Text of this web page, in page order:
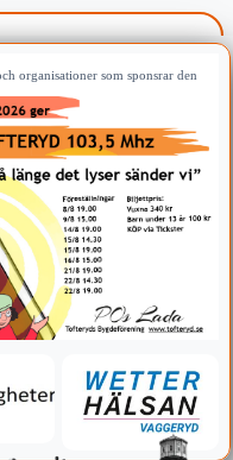
organisationer som sponsrar den